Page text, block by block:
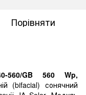
Порівняти
560/GB 560 Wp,
(bifacial) сонячний